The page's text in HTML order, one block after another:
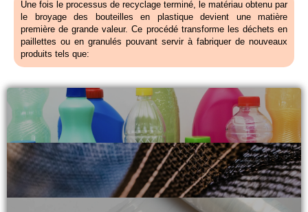
Une fois le processus de recyclage terminé, le matériau obtenu par
le broyage des bouteilles en plastique devient une matière
première de grande valeur. Ce procédé transforme les déchets en
paillettes ou en granulés pouvant servir à fabriquer de nouveaux
produits tels que: